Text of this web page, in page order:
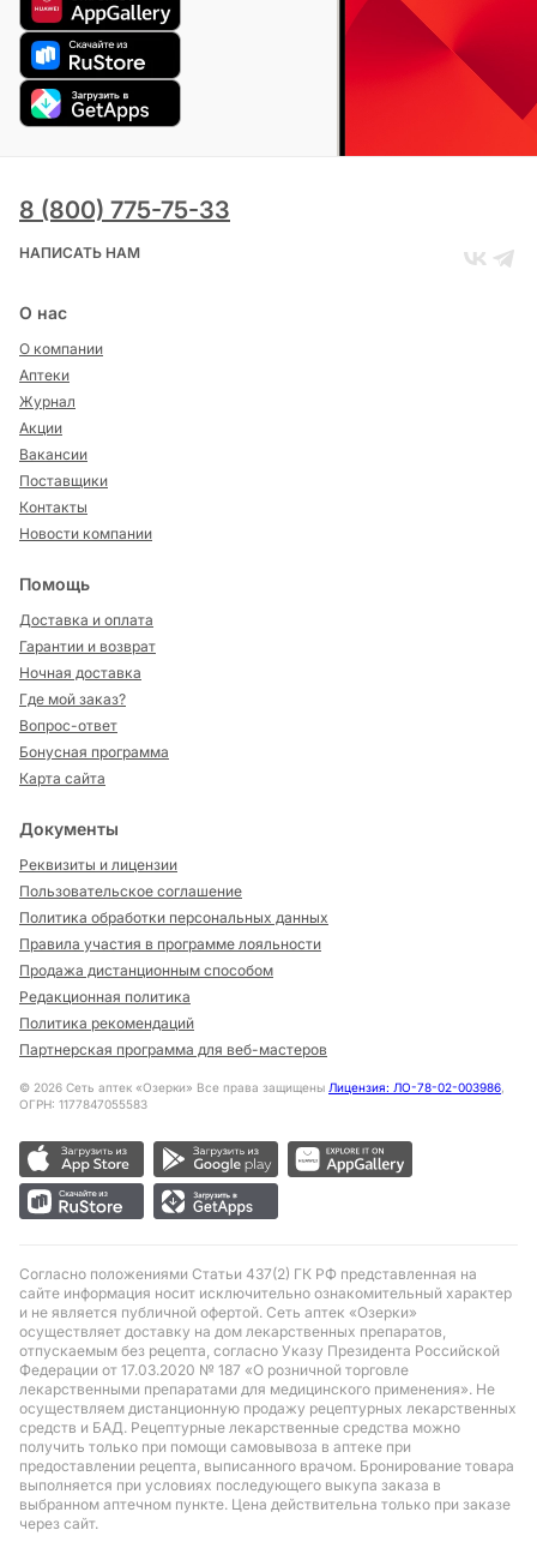
8 (800) 775-75-33
НАПИСАТЬ НАМ
О нас
О компании
Аптеки
Журнал
Акции
Вакансии
Поставщики
Контакты
Новости компании
Помощь
Доставка и оплата
Гарантии и возврат
Ночная доставка
Где мой заказ?
Вопрос-ответ
Бонусная программа
Карта сайта
Документы
Реквизиты и лицензии
Пользовательское соглашение
Политика обработки персональных данных
Правила участия в программе лояльности
Продажа дистанционным способом
Редакционная политика
Политика рекомендаций
Партнерская программа для веб-мастеров
© 2026 Сеть аптек «Озерки» Все права защищены Лицензия: ЛО-78-02-003986,
ОГРН: 1177847055583
Согласно положениями Статьи 437(2) ГК РФ представленная на
сайте информация носит исключительно ознакомительный характер
и не является публичной офертой. Сеть аптек «Озерки»
осуществляет доставку на дом лекарственных препаратов,
отпускаемым без рецепта, согласно Указу Президента Российской
Федерации от 17.03.2020 № 187 «О розничной торговле
лекарственными препаратами для медицинского применения». Не
осуществляем дистанционную продажу рецептурных лекарственных
средств и БАД. Рецептурные лекарственные средства можно
получить только при помощи самовывоза в аптеке при
предоставлении рецепта, выписанного врачом. Бронирование товара
выполняется при условиях последующего выкупа заказа в
выбранном аптечном пункте. Цена действительна только при заказе
через сайт.